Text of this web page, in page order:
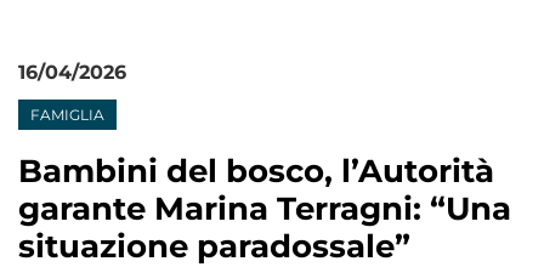
16/04/2026
FAMIGLIA
Bambini del bosco, l’Autorità
garante Marina Terragni: “Una
situazione paradossale”